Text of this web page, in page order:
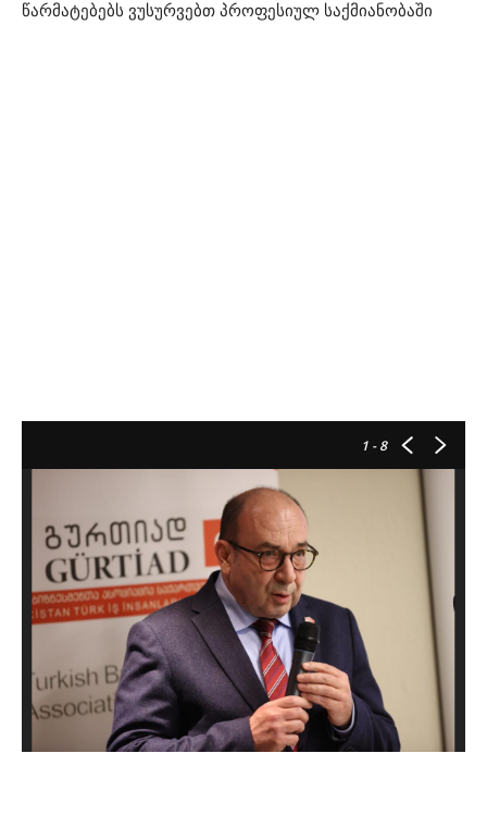
წარმატებებს ვუსურვებთ პროფესიულ საქმიანობაში
1 - 8